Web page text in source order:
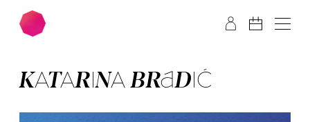
Zum Hauptinhalt springen Zum Footer springen
KA­TA­RI­NA BRA­DIĆ